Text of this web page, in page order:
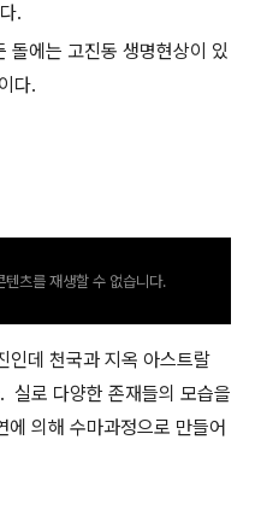
.
돌에는 고진동 생명현상이 있
다.
츠를 재생할 수 없습니다.
인데 천국과 지옥 아스트랄
실로 다양한 존재들의 모습을
의해 수마과정으로 만들어